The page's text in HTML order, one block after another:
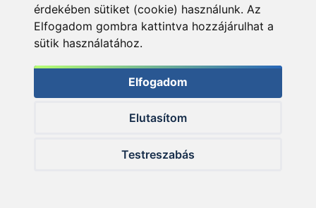
érdekében sütiket (cookie) használunk. Az
Elfogadom gombra kattintva hozzájárulhat a
sütik használatához.
Elfogadom
Elutasítom
Testreszabás
KIEMELT AJÁNLATOK
Ft